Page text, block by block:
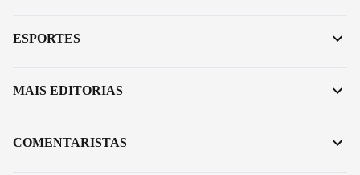
ESPORTES
MAIS EDITORIAS
COMENTARISTAS